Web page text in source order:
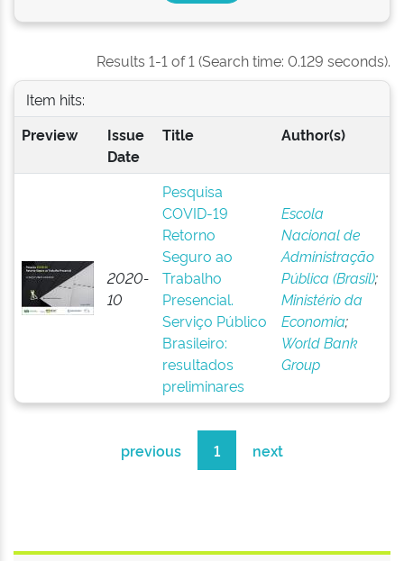
Results 1-1 of 1 (Search time: 0.129 seconds).
Item hits:
Preview
Issue
Date
Title Author(s)
2020-
10
Pesquisa
COVID-19
Retorno
Seguro ao
Trabalho
Presencial.
Serviço Público
Brasileiro:
resultados
preliminares
Escola
Nacional de
Administração
Pública (Brasil);
Ministério da
Economia;
World Bank
Group
previous 1 next